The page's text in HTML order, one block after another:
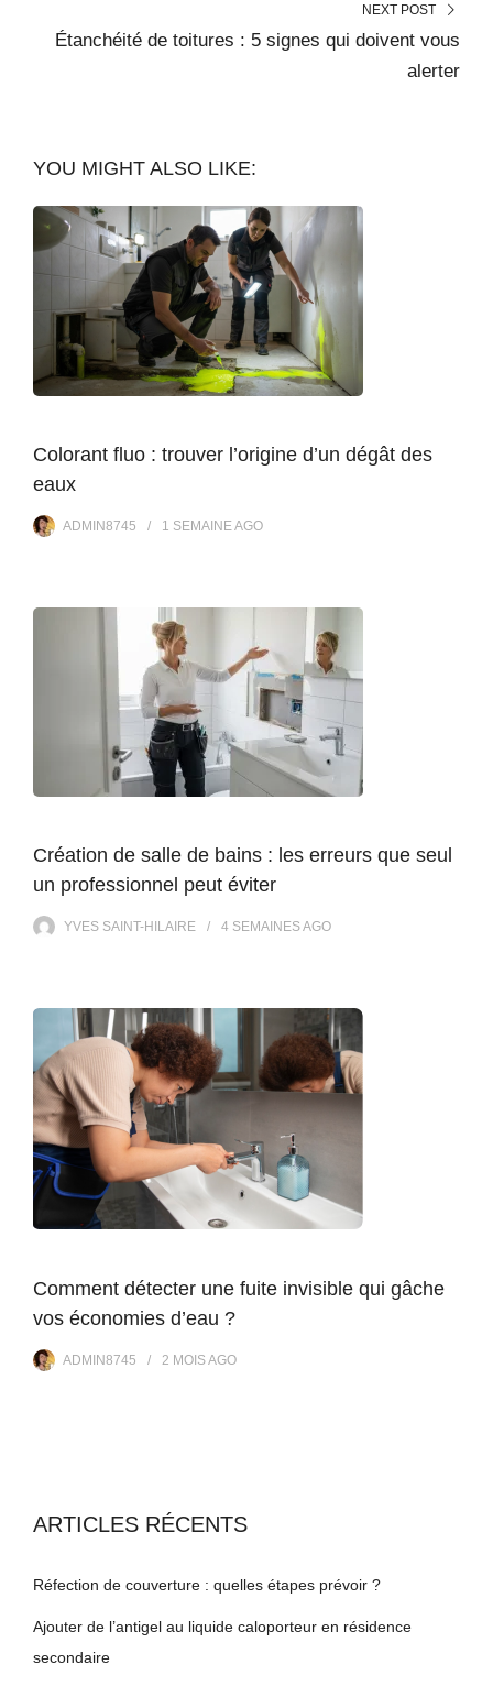
NEXT POST
Étanchéité de toitures : 5 signes qui doivent vous
alerter
YOU MIGHT ALSO LIKE:
Colorant fluo : trouver l’origine d’un dégât des
eaux
ADMIN8745 1 SEMAINE AGO
Création de salle de bains : les erreurs que seul
un professionnel peut éviter
YVES SAINT-HILAIRE 4 SEMAINESAGO
Comment détecter une fuite invisible qui gâche
vos économies d’eau ?
ADMIN8745 2 MOISAGO
ARTICLES RÉCENTS
Réfection de couverture : quelles étapes prévoir ?
Ajouter de l’antigel au liquide caloporteur en résidence
secondaire